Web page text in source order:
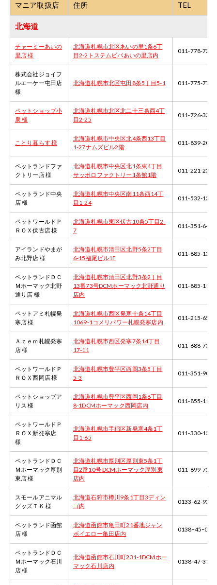
マニア取扱店 住所 TEL
北海道
チャーミーあいの
里店 様
北海道札幌市北区あいの里1条6丁
目2-2トステムビバあいの里店内
011-778-7232
株式会社ジョイフ
ルエーケー屯田店
様
北海道札幌市北区屯田8条5丁目5-1 011-775-7777
ペットショップ小
泉 様
北海道札幌市北区北二十三条西4丁
目2-25
011-726-3388
ことり暮らす 様
北海道札幌市中央区北4条西13丁目
1-27ナムズビル2階
011-839-2038
ペットランドファ
クトリー店 様
北海道札幌市中央区北1条東4丁目
サッポロファクトリー1条館1階
011-221-2300
ペットランド中央
店 様
北海道札幌市中央区南11条西14丁
目1-24
011-532-1200
ペットワールドＰ
ＲＯＸ伏古店 様
北海道札幌市東区伏古10条5丁目2-
7
011-351-6455
アイランドやまが
み北野店 様
北海道札幌市清田区北野5条2丁目
6-15福尾ビル1F
011-885-1355
ペットランドＤＣ
Ｍホーマック北野
通り店 様
北海道札幌市清田区北野3条2丁目
13番73号DCMホーマック北野通り
店内
011-885-1120
ペットアミ札幌発
寒店 様
北海道札幌市西区発寒十条14丁目
1069-1コメリパワー札幌発寒店内
011-215-6588
Ａｚｅｍ札幌発寒
店 様
北海道札幌市西区発寒7条14丁目
17-11
011-688-7318
ペットワールドＰ
ＲＯＸ西岡店 様
北海道札幌市豊平区西岡3条5丁目
5-3
011-351-9033
ペットショップア
リス 様
北海道札幌市豊平区西岡1条8丁目
8-1DCMホーマック西岡店内
011-855-1121
ペットワールドＰ
ＲＯＸ新発寒店
様
北海道札幌市手稲区新発寒4条1丁
目1-65
011-330-1212
ペットランドＤＣ
Ｍホーマック厚別
東店 様
北海道札幌市厚別区厚別東5条1丁
目2番10号 DCMホーマック厚別東
店内
011-899-7577
スモールアニマル
グッズＴＫ 様
北海道石狩市樽川9条1丁目3ディン
ゴ内
0133-62-9380
ペットランド函館
店 様
北海道函館市亀田町21番地ジャン
ボイエロー亀田店内
0138ｰ45ｰ
ペットランドＤＣ
Ｍホーマック石川
店 様
北海道函館市石川町231-1DCMホー
マック石川店内
0138-47-3100